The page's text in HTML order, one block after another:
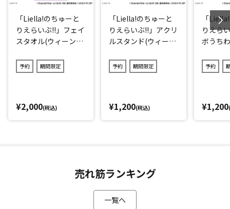
「Liella!のちゅーと
りえらいぶ!!」フェイ
スタオル(ウィーン・
予約 期間限定
¥2,000(税込)
「Liella!のちゅーと
りえらいぶ!!」アクリ
ルスタンド(ウィー
予約 期間限定
¥1,200(税込)
「
りえら
ボうち
予約
¥1,200
売れ筋ランキング
一覧へ